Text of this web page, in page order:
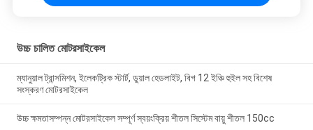
উচ্চ চালিত মোটরসাইকেল
ম্যানুয়াল ট্রান্সমিশন, ইলেকট্রিক স্টার্ট, ডুয়াল হেডলাইট, বিগ 12 ইঞ্চি হুইল সহ বিশেষ
সংস্করণ মোটরসাইকেল
উচ্চ ক্ষমতাসম্পন্ন মোটরসাইকেল সম্পূর্ণ স্বয়ংক্রিয় শীতল সিস্টেম বায়ু শীতল 150cc